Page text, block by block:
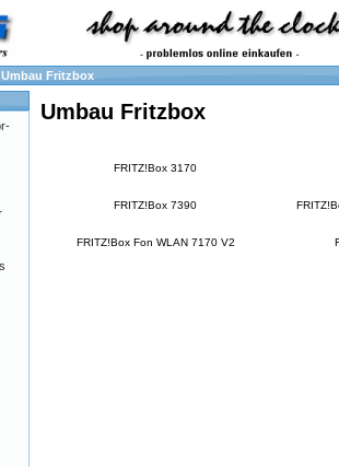
Umbau Fritzbox
Umbau Fritzbox
FRITZ!Box 3170
FRITZ!Box 7390
FRITZ!Box Fon WLAN 7170 V2